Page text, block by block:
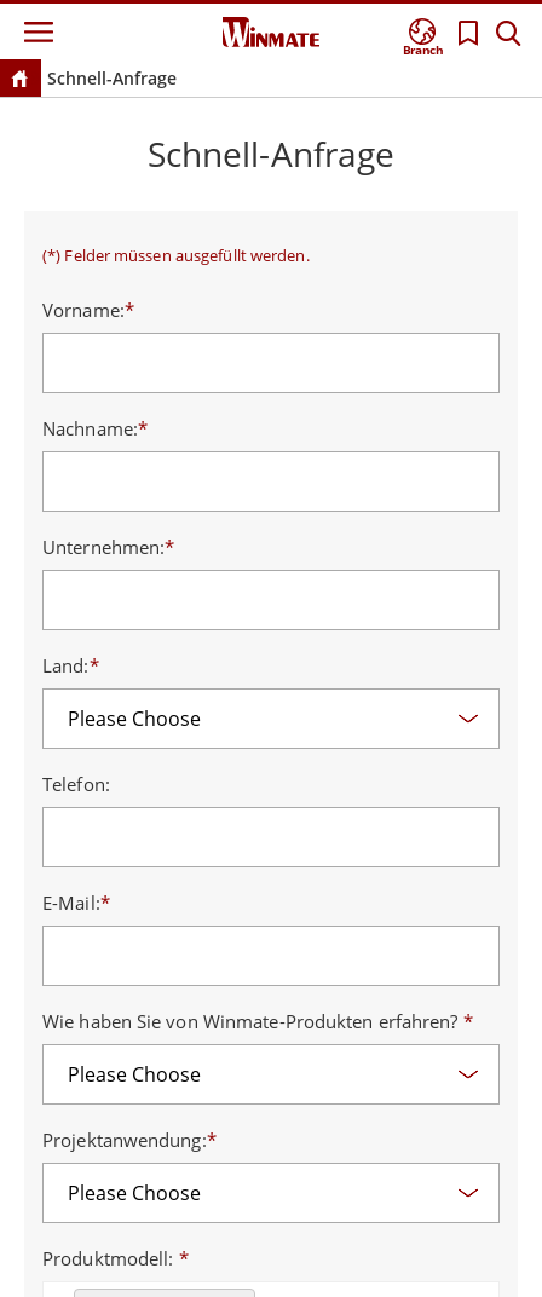
Branch
Schnell-Anfrage
Schnell-Anfrage
(*) Felder müssen ausgefüllt werden.
Vorname:*
Nachname:*
Unternehmen:*
Land:*
Telefon:
E-Mail:*
Wie haben Sie von Winmate-Produkten erfahren? *
Projektanwendung:*
Produktmodell: *